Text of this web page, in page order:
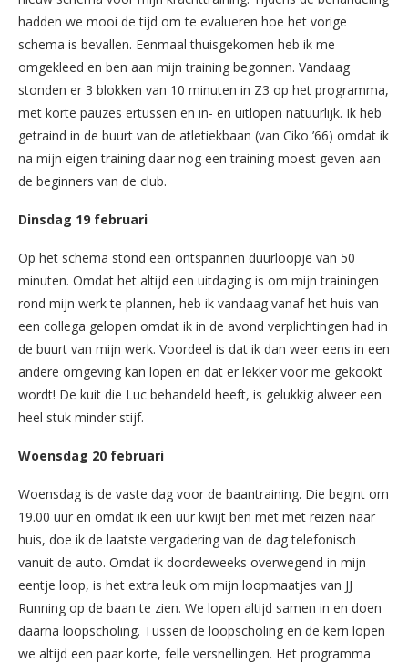
hadden we mooi de tijd om te evalueren hoe het vorige
schema is bevallen. Eenmaal thuisgekomen heb ik me
omgekleed en ben aan mijn training begonnen. Vandaag
stonden er 3 blokken van 10 minuten in Z3 op het programma,
met korte pauzes ertussen en in- en uitlopen natuurlijk. Ik heb
getraind in de buurt van de atletiekbaan (van Ciko ’66) omdat ik
na mijn eigen training daar nog een training moest geven aan
de beginners van de club.
Dinsdag 19 februari
Op het schema stond een ontspannen duurloopje van 50
minuten. Omdat het altijd een uitdaging is om mijn trainingen
rond mijn werk te plannen, heb ik vandaag vanaf het huis van
een collega gelopen omdat ik in de avond verplichtingen had in
de buurt van mijn werk. Voordeel is dat ik dan weer eens in een
andere omgeving kan lopen en dat er lekker voor me gekookt
wordt! De kuit die Luc behandeld heeft, is gelukkig alweer een
heel stuk minder stijf.
Woensdag 20 februari
Woensdag is de vaste dag voor de baantraining. Die begint om
19.00 uur en omdat ik een uur kwijt ben met met reizen naar
huis, doe ik de laatste vergadering van de dag telefonisch
vanuit de auto. Omdat ik doordeweeks overwegend in mijn
eentje loop, is het extra leuk om mijn loopmaatjes van JJ
Running op de baan te zien. We lopen altijd samen in en doen
daarna loopscholing. Tussen de loopscholing en de kern lopen
we altijd een paar korte, felle versnellingen. Het programma